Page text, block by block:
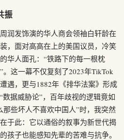
振
润发饰演的华人商会领袖白轩龄在
，面对高高在上的美国议员，冷笑
华人面孔：“铁路下的每一根枕
这一幕不仅复刻了2023年TikTok
遇，更与1882年《排华法案》形成
据威胁论”，百年歧视的逻辑竟如
那些坏人不喜欢中国人”时，我突然
于此：它以通俗的叙事为新世代揭
孩子也能感知先辈的苦难与抗争。